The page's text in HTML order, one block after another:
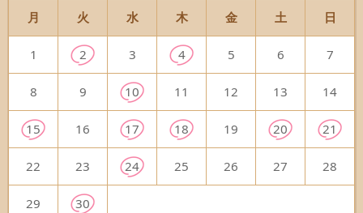
月 火 水 木 金 土 日
1 2 3 4 5 6 7
8 9 10 11 12 13 14
15 16 17 18 19 20 21
22 23 24 25 26 27 28
29 30